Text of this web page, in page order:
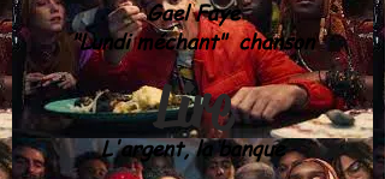
Gael Faye
"Lundi méchant" chanson
Lire
L'argent, la banque